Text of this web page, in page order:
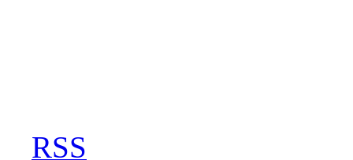
RSS